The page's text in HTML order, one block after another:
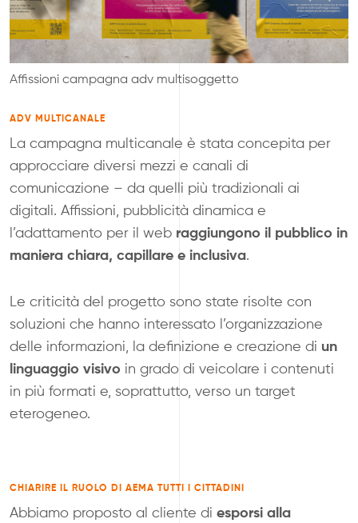
Affissioni campagna adv multisoggetto
ADV MULTICANALE
La campagna multicanale è stata concepita per
approcciare diversi mezzi e canali di
comunicazione – da quelli più tradizionali ai
digitali. Affissioni, pubblicità dinamica e
l’adattamento per il web raggiungono il pubblico in
maniera chiara, capillare e inclusiva.
Le criticità del progetto sono state risolte con
soluzioni che hanno interessato l’organizzazione
delle informazioni, la definizione e creazione di un
linguaggio visivo in grado di veicolare i contenuti
in più formati e, soprattutto, verso un target
eterogeneo.
CHIARIRE IL RUOLO DI AEMA TUTTI I CITTADINI
Abbiamo proposto al cliente di esporsi alla